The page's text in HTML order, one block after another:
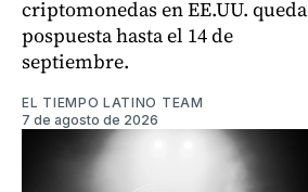
criptomonedas en EE.UU. queda
pospuesta hasta el 14 de
septiembre.
EL TIEMPO LATINO TEAM
7 de agosto de 2026